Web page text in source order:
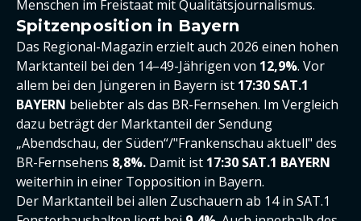
Menschen im Freistaat mit Qualitätsjournalismus.
Spitzenposition in Bayern
Das Regional-Magazin erzielt auch 2026 einen hohen
Marktanteil bei den 14–49-Jährigen von 12,9%. Vor
allem bei den Jüngeren in Bayern ist 17:30 SAT.1
BAYERN beliebter als das BR-Fernsehen. Im Vergleich
dazu beträgt der Marktanteil der Sendung
„Abendschau, der Süden“/"Frankenschau aktuell" des
BR-Fernsehens 8,8%. Damit ist 17:30 SAT.1 BAYERN
weiterhin in einer Topposition in Bayern.
Der Marktanteil bei allen Zuschauern ab 14 in SAT.1